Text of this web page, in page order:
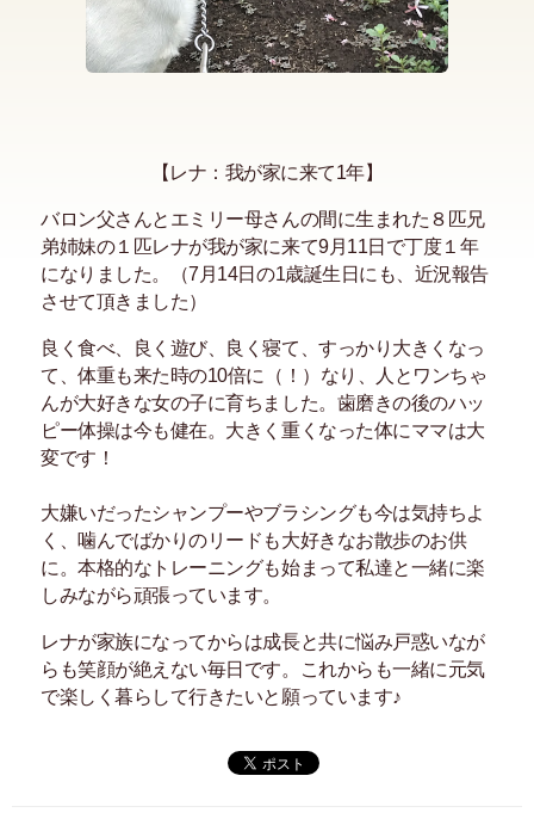
【レナ：我が家に来て1年】
バロン父さんとエミリー母さんの間に生まれた８匹兄
弟姉妹の１匹レナが我が家に来て9月11日で丁度１年
になりました。（7月14日の1歳誕生日にも、近況報告
させて頂きました）
良く食べ、良く遊び、良く寝て、すっかり大きくなっ
て、体重も来た時の10倍に（！）なり、人とワンちゃ
んが大好きな女の子に育ちました。歯磨きの後のハッ
ピー体操は今も健在。大きく重くなった体にママは大
変です！
大嫌いだったシャンプーやブラシングも今は気持ちよ
く、噛んでばかりのリードも大好きなお散歩のお供
に。本格的なトレーニングも始まって私達と一緒に楽
しみながら頑張っています。
レナが家族になってからは成長と共に悩み戸惑いなが
らも笑顔が絶えない毎日です。これからも一緒に元気
で楽しく暮らして行きたいと願っています♪